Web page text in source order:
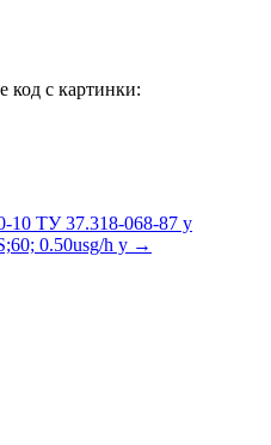
код с картинки:
10 ТУ 37.318-068-87 у
0.50usg/h у →